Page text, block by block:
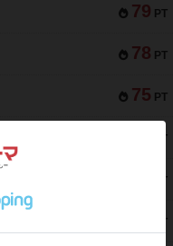
79 PT
78 PT
75 PT
PT
PT
PT